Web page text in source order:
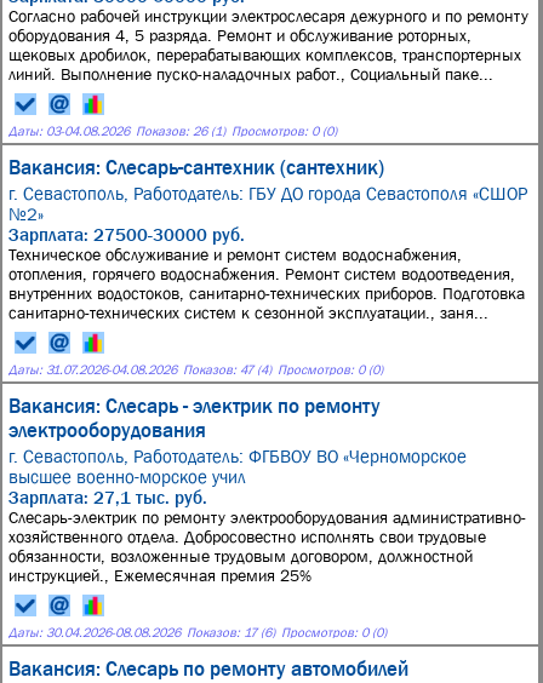
Согласно рабочей инструкции электрослесаря дежурного и по ремонту
оборудования 4, 5 разряда. Ремонт и обслуживание роторных,
щековых дробилок, перерабатывающих комплексов, транспортерных
линий. Выполнение пуско-наладочных работ., Социальный паке...
Даты: 03-04.08.2026 Показов: 26 (1) Просмотров: 0 (0)
Вакансия: Слесарь-сантехник (сантехник)
г. Севастополь, Работодатель: ГБУ ДО города Севастополя «СШОР
№2»
Зарплата: 27500-30000 руб.
Техническое обслуживание и ремонт систем водоснабжения,
отопления, горячего водоснабжения. Ремонт систем водоотведения,
внутренних водостоков, санитарно-технических приборов. Подготовка
санитарно-технических систем к сезонной эксплуатации., заня...
Даты: 31.07.2026-04.08.2026 Показов: 47 (4) Просмотров: 0 (0)
Вакансия: Слесарь - электрик по ремонту
электрооборудования
г. Севастополь, Работодатель: ФГБВОУ ВО «Черноморское
высшее военно-морское учил
Зарплата: 27,1 тыс. руб.
Слесарь-электрик по ремонту электрооборудования административно-
хозяйственного отдела. Добросовестно исполнять свои трудовые
обязанности, возложенные трудовым договором, должностной
инструкцией., Ежемесячная премия 25%
Даты: 30.04.2026-08.08.2026 Показов: 17 (6) Просмотров: 0 (0)
Вакансия: Слесарь по ремонту автомобилей